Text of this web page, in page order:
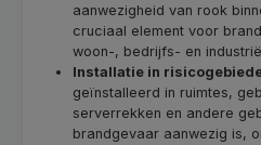
aanwezigheid van rook
cruciaal element voor
woon-, bedrijfs- en
Installatie in
geïnstalleerd in ruimtes,
serverrekken en andere
brandgevaar aanwezig is,